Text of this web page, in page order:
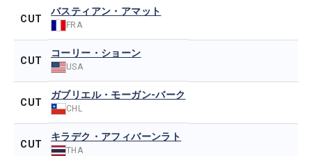
CUT
バスティアン・アマット
FRA
CUT
コーリー・ショーン
USA
CUT
ガブリエル・モーガン-バーク
CHL
CUT
キラデク・アフィバーンラト
THA